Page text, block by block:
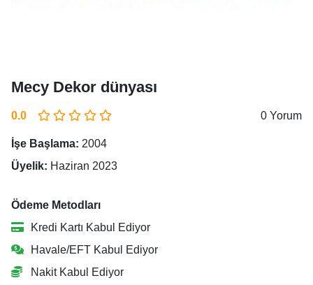
Mecy Dekor dünyası
0.0 0 Yorum
İşe Başlama: 2004
Üyelik: Haziran 2023
Ödeme Metodları
Kredi Kartı Kabul Ediyor
Havale/EFT Kabul Ediyor
Nakit Kabul Ediyor